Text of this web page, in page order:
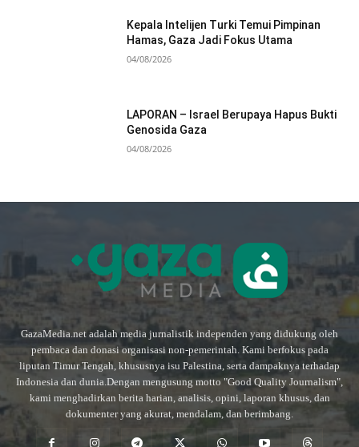
Kepala Intelijen Turki Temui Pimpinan
Hamas, Gaza Jadi Fokus Utama
04/08/2026
LAPORAN – Israel Berupaya Hapus Bukti
Genosida Gaza
04/08/2026
GazaMedia.net adalah media jurnalistik independen yang didukung oleh
pembaca dan donasi organisasi non-pemerintah. Kami berfokus pada
liputan Timur Tengah, khususnya isu Palestina, serta dampaknya terhadap
Indonesia dan dunia.Dengan mengusung motto "Good Quality Journalism",
kami menghadirkan berita harian, analisis, opini, laporan khusus, dan
dokumenter yang akurat, mendalam, dan berimbang.